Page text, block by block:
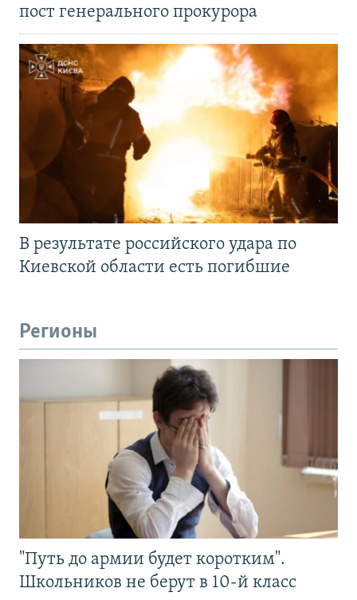
пост генерального прокурора
В результате российского удара по
Киевской области есть погибшие
Регионы
"Путь до армии будет коротким".
Школьников не берут в 10-й класс